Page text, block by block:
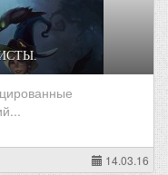
14.03.16